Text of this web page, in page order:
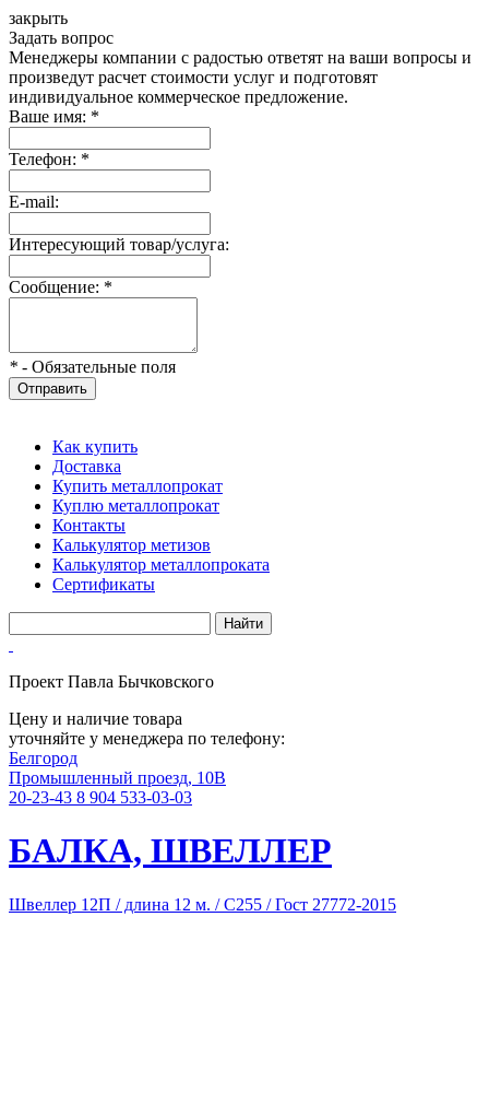
закрыть
Задать вопрос
Менеджеры компании с радостью ответят на ваши вопросы и
произведут расчет стоимости услуг и подготовят
индивидуальное коммерческое предложение.
Ваше имя: *
Телефон: *
E-mail:
Интересующий товар/услуга:
Сообщение: *
* - Обязательные поля
Отправить
Как купить
Доставка
Купить металлопрокат
Куплю металлопрокат
Контакты
Калькулятор метизов
Калькулятор металлопроката
Сертификаты
Проект Павла Бычковского
Цену и наличие товара
уточняйте у менеджера по телефону:
Белгород
Промышленный проезд, 10В
20-23-43 8 904 533-03-03
БАЛКА, ШВЕЛЛЕР
Швеллер 12П / длина 12 м. / С255 / Гост 27772-2015